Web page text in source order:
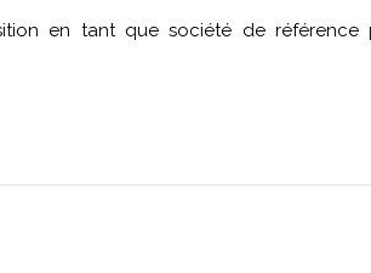
en tant que société de référence